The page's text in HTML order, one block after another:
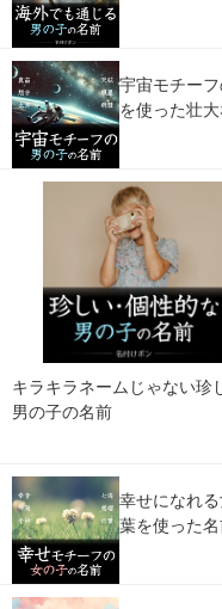
宇宙モチー
を使った壮
キラキラネームじゃない珍
男の子の名前
幸せになれ
葉を使った